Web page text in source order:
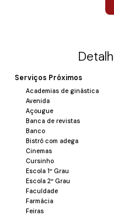
Destaques da Unidade:
gourmet com
Vagas:
Diferenciais Técnicos:
Apenas 12 unidades
maior privacidade).
Infraestrutura
Projeto focado em
cruzada.
Serviços Próximos
Academias de ginástica
Avenida
Açougue
Banca de revistas
Banco
Bistrô com adega
Cinemas
Cursinho
Escola 1º Grau
Escola 2º Grau
Faculdade
Farmácia
Feiras